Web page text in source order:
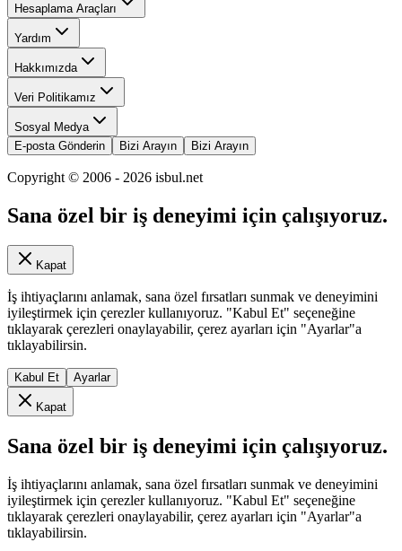
Hesaplama Araçları
Yardım
Hakkımızda
Veri Politikamız
Sosyal Medya
E-posta Gönderin
Bizi Arayın Bizi Arayın
Copyright © 2006 - 2026 isbul.net
Sana özel bir iş deneyimi için çalışıyoruz.
Kapat
İş ihtiyaçlarını anlamak, sana özel fırsatları sunmak ve deneyimini
iyileştirmek için çerezler kullanıyoruz. "Kabul Et" seçeneğine
tıklayarak çerezleri onaylayabilir, çerez ayarları için "Ayarlar"a
tıklayabilirsin.
Kabul Et Ayarlar
Kapat
Sana özel bir iş deneyimi için çalışıyoruz.
İş ihtiyaçlarını anlamak, sana özel fırsatları sunmak ve deneyimini
iyileştirmek için çerezler kullanıyoruz. "Kabul Et" seçeneğine
tıklayarak çerezleri onaylayabilir, çerez ayarları için "Ayarlar"a
tıklayabilirsin.